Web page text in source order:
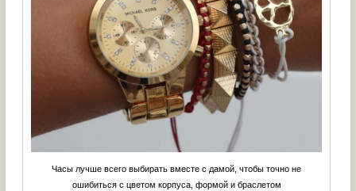
Часы лучше всего выбирать вместе с дамой, чтобы точно не
ошибиться с цветом корпуса, формой и браслетом